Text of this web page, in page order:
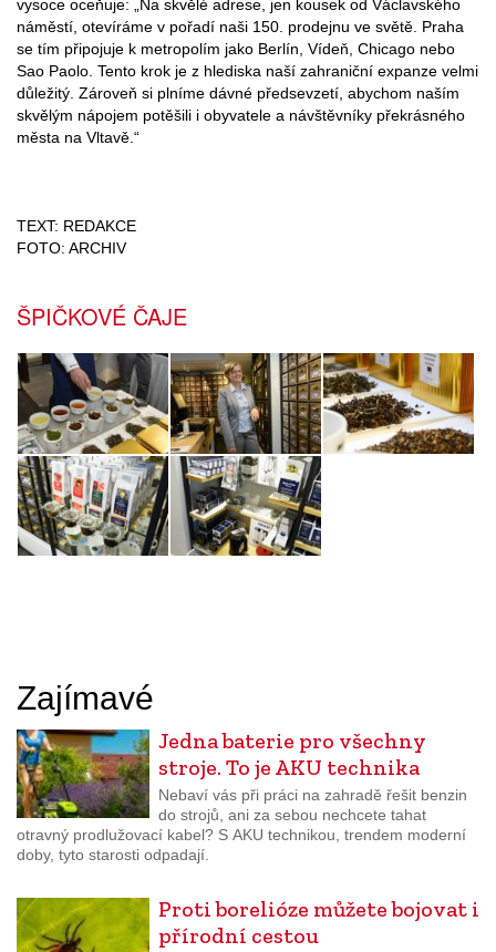
vysoce oceňuje: „Na skvělé adrese, jen kousek od Václavského
náměstí, otevíráme v pořadí naši 150. prodejnu ve světě. Praha
se tím připojuje k metropolím jako Berlín, Vídeň, Chicago nebo
Sao Paolo. Tento krok je z hlediska naší zahraniční expanze velmi
důležitý. Zároveň si plníme dávné předsevzetí, abychom naším
skvělým nápojem potěšili i obyvatele a návštěvníky překrásného
města na Vltavě.“
TEXT: REDAKCE
FOTO: ARCHIV
ŠPIČKOVÉ ČAJE
Zajímavé
Jedna baterie pro všechny
stroje. To je AKU technika
Nebaví vás při práci na zahradě řešit benzin
do strojů, ani za sebou nechcete tahat
otravný prodlužovací kabel? S AKU technikou, trendem moderní
doby, tyto starosti odpadají.
Proti borelióze můžete bojovat i
přírodní cestou